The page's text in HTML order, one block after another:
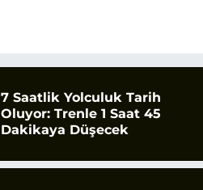
7 Saatlik Yolculuk Tarih
Oluyor: Trenle 1 Saat 45
Dakikaya Düşecek